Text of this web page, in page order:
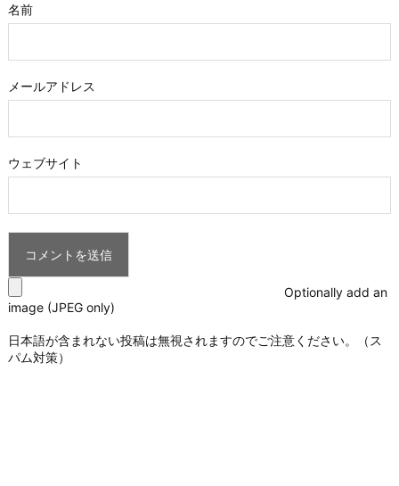
名前
メールアドレス
ウェブサイト
Optionally add an
image (JPEG only)
日本語が含まれない投稿は無視されますのでご注意ください。（ス
パム対策）